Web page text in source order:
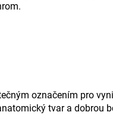
označením pro
tvar a dobrou